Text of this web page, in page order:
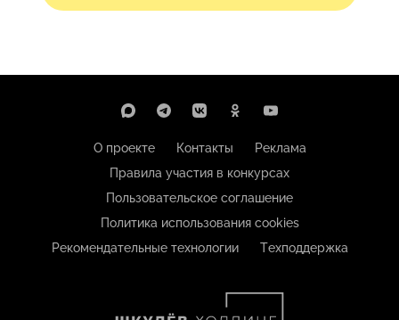
О проекте Контакты
Реклама
Правила участия в конкурсах
Пользовательское соглашение
Политика использования cookies
Рекомендательные технологии
Техподдержка